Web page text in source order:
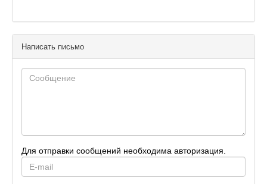
Написать письмо
Для отправки сообщений необходима авторизация.
mail